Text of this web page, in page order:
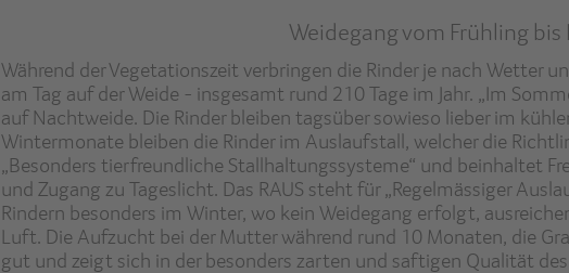
Weidegang vom Frühling bis
Während der Vegetationszeit verbringen die Rinder je nach Wetter
am Tag auf der Weide - insgesamt rund 210 Tage im Jahr. „Im
auf Nachtweide. Die Rinder bleiben tagsüber sowieso lieber im
Wintermonate bleiben die Rinder im Auslaufstall, welcher die
„Besonders tierfreundliche Stallhaltungssysteme“ und beinhaltet
und Zugang zu Tageslicht. Das RAUS steht für „Regelmässiger
Rindern besonders im Winter, wo kein Weidegang erfolgt,
Luft. Die Aufzucht bei der Mutter während rund 10 Monaten, die
gut und zeigt sich in der besonders zarten und saftigen Qualität des